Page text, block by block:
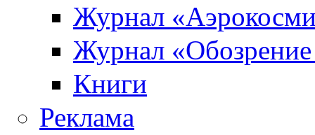
Журнал
Журнал
Книги
Реклама